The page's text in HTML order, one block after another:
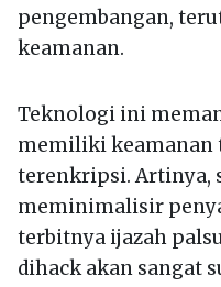
pengembangan,
keamanan.
Teknologi ini
memiliki
terenkripsi. Artinya,
meminimalisir
terbitnya ijazah
dihack akan sangat